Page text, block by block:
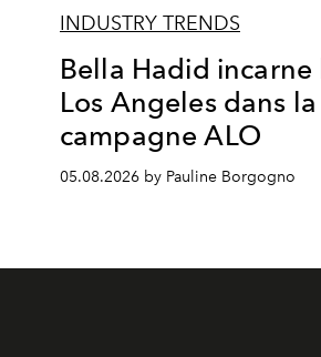
INDUSTRY TRENDS
Bella Hadid incarne
Los Angeles dans
campagne ALO
05.08.2026 by Pauline Borgogno